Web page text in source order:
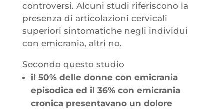
controversi. Alcuni studi riferiscono la
presenza di articolazioni cervicali
superiori sintomatiche negli individui
con emicrania, altri no.
Secondo questo studio
il 50% delle donne con emicrania
episodica ed il 36% con emicrania
cronica presentavano un dolore